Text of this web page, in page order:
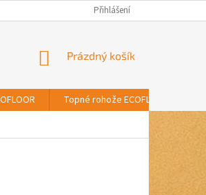
Přihlášení
NÁKUPNÍ
Prázdný košík
Topné rohože ECOFLOOR